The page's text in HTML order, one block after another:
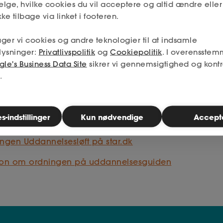
uddannelse, hvor der er særligt gode
udbetalt dagpenge med en sats, der svarer til 110
eller lignende under deltagelse i
dagpengene.
Uddannelsesløft på star.dk
om ordningen på uddannelsesguiden
hvilke cookies du vil acceptere og altid ændre
tilbage via linket i footeren.
vi cookies og andre teknologier til at indsamle
Privatlivspolitik og Cookiepolitik. I
Business Data Site sikrer vi gennemsigtighed og
indstillinger Kun nødvendige